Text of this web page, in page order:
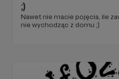
;)
Nawet nie macie pojęcia, ile
nie wychodząc z domu ;)